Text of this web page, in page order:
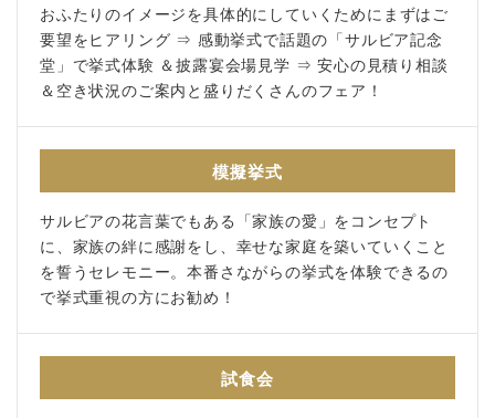
Facebook Wedding Restaurant Youtube
おふたりのイメージを具体的にしていくためにまずはご
要望をヒアリング ⇒ 感動挙式で話題の「サルビア記念
堂」で挙式体験 ＆披露宴会場見学 ⇒ 安心の見積り相談
＆空き状況のご案内と盛りだくさんのフェア！
模擬挙式
サルビアの花言葉でもある「家族の愛」をコンセプト
に、家族の絆に感謝をし、幸せな家庭を築いていくこと
を誓うセレモニー。本番さながらの挙式を体験できるの
で挙式重視の方にお勧め！
試食会